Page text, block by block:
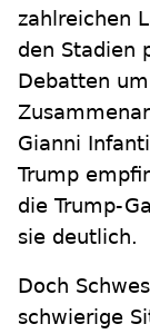
zahlreichen
den Stadien
Debatten
Gianni
Trump
die Trump-
sie deutlich.
Doch
schwierige